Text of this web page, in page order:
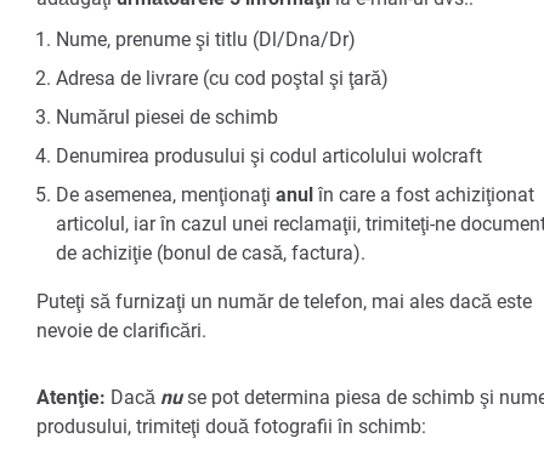
Nume, prenume şi titlu (Dl/Dna/Dr)
Adresa de livrare (cu cod poştal şi ţară)
Numărul piesei de schimb
Denumirea produsului şi codul articolului wolcraft
De asemenea, menţionaţi anul în care a fost achiziţionat
articolul, iar în cazul unei reclamaţii, trimiteţi-ne
de achiziţie (bonul de casă, factura).
Puteţi să furnizaţi un număr de telefon, mai ales dacă este
nevoie de clarificări.
Atenţie: Dacă nuse pot determina piesa de schimb şi
produsului, trimiteţi două fotografii în schimb: